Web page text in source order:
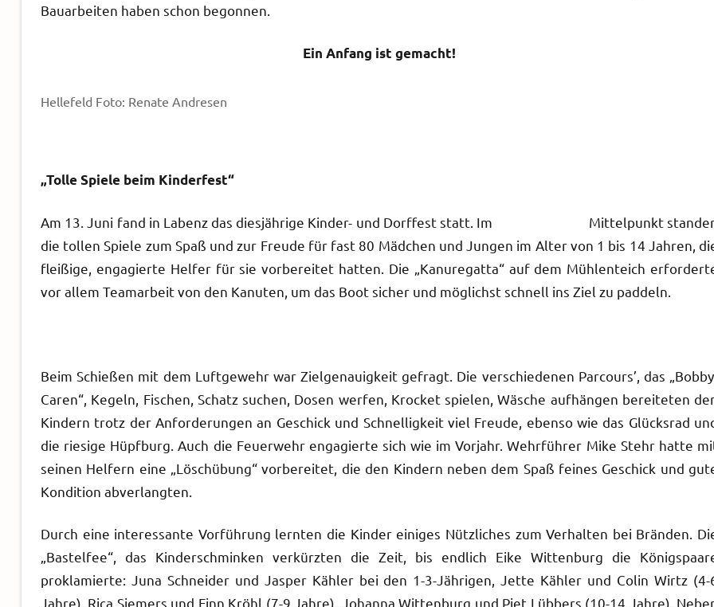
Bauarbeiten haben schon begonnen.
Ein Anfang ist gemacht!
Hellefeld Foto: Renate Andresen
„Tolle Spiele beim Kinderfest“
Am 13. Juni fand in Labenz das diesjährige Kinder- und Dorffest statt. Im Mittelpunkt
die tollen Spiele zum Spaß und zur Freude für fast 80 Mädchen und Jungen im Alter von 1 bis 14 Jahren,
fleißige, engagierte Helfer für sie vorbereitet hatten. Die „Kanuregatta“ auf dem Mühlenteich
vor allem Teamarbeit von den Kanuten, um das Boot sicher und möglichst schnell ins Ziel zu paddeln.
Beim Schießen mit dem Luftgewehr war Zielgenauigkeit gefragt. Die verschiedenen Parcours’, das
Caren“, Kegeln, Fischen, Schatz suchen, Dosen werfen, Krocket spielen, Wäsche aufhängen bereiteten
Kindern trotz der Anforderungen an Geschick und Schnelligkeit viel Freude, ebenso wie das Glücksrad
die riesige Hüpfburg. Auch die Feuerwehr engagierte sich wie im Vorjahr. Wehrführer Mike Stehr hatte
seinen Helfern eine „Löschübung“ vorbereitet, die den Kindern neben dem Spaß feines Geschick und
Kondition abverlangten.
Durch eine interessante Vorführung lernten die Kinder einiges Nützliches zum Verhalten bei Bränden.
„Bastelfee“, das Kinderschminken verkürzten die Zeit, bis endlich Eike Wittenburg die
proklamierte: Juna Schneider und Jasper Kähler bei den 1-3-Jährigen, Jette Kähler und Colin Wirtz (4-
Jahre), Rica Siemers und Finn Kröhl (7-9 Jahre), Johanna Wittenburg und Piet Lübbers (10-14 Jahre).